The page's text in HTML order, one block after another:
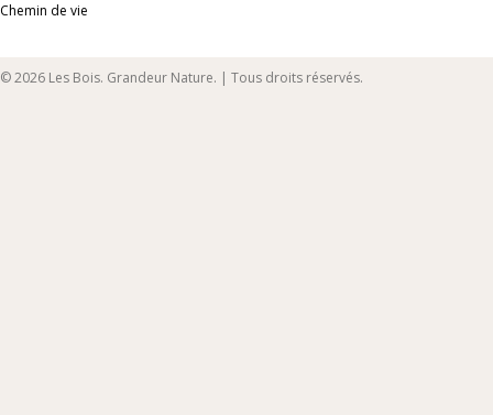
Chemin de vie
© 2026 Les Bois. Grandeur Nature. | Tous droits réservés.